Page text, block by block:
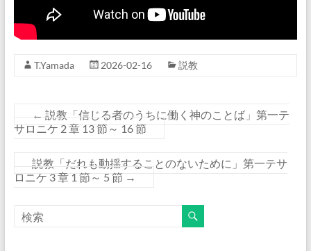
T.Yamada 2026-02-16 説教
← 説教「信じる者のうちに働く神のことば」第一テ
サロニケ 2 章 13 節～ 16 節
説教「だれも動揺することのないために」第一テサ
ロニケ 3 章 1 節～ 5 節 →